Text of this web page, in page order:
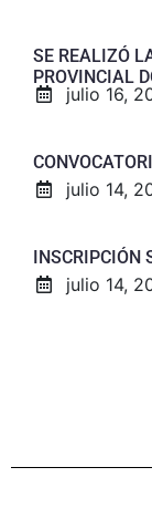
SE REALIZÓ
PROVINCIAL
julio 16,
julio 14,
INSCRIPCIÓN
julio 14,